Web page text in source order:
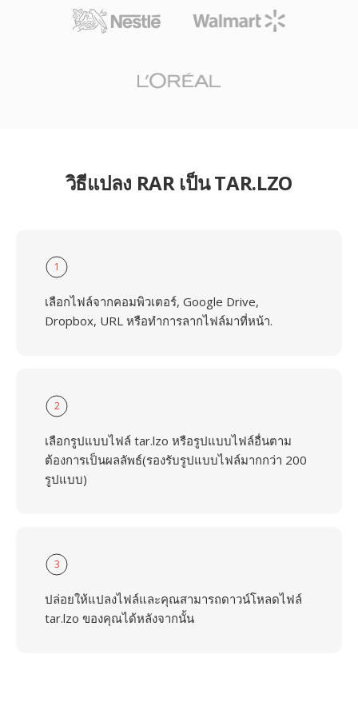
วิธีแปลง RAR เป็น TAR.LZO
1
เลือกไฟล์จากคอมพิวเตอร์, Google Drive,
Dropbox, URL หรือทำการลากไฟล์มาที่หน้า.
2
เลือกรูปแบบไฟล์ tar.lzo หรือรูปแบบไฟล์อื่นตาม
ต้องการเป็นผลลัพธ์(รองรับรูปแบบไฟล์มากกว่า 200
รูปแบบ)
3
ปล่อยให้แปลงไฟล์และคุณสามารถดาวน์โหลดไฟล์
tar.lzo ของคุณได้หลังจากนั้น